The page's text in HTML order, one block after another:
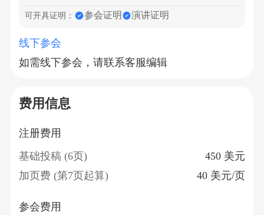
可开具证明： 参会证明 演讲证明
线下参会
如需线下参会，请联系客服编辑
费用信息
注册费用
基础投稿 (6页)
450 美元
加页费 (第7页起算)
40 美元/页
参会费用